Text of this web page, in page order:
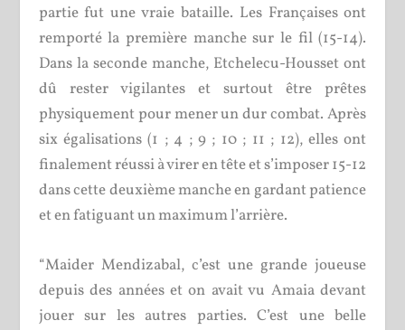
partie fut une vraie bataille. Les Françaises ont
remporté la première manche sur le fil (15-14).
Dans la seconde manche, Etchelecu-Housset ont
dû rester vigilantes et surtout être prêtes
physiquement pour mener un dur combat. Après
six égalisations (1 ; 4 ; 9 ; 10 ; 11 ; 12), elles ont
finalement réussi à virer en tête et s’imposer 15-12
dans cette deuxième manche en gardant patience
et en fatiguant un maximum l’arrière.
“Maider Mendizabal, c’est une grande joueuse
depuis des années et on avait vu Amaia devant
jouer sur les autres parties. C’est une belle